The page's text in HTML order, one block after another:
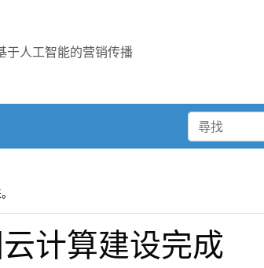
于人工智能的营销传播
计算建设完成